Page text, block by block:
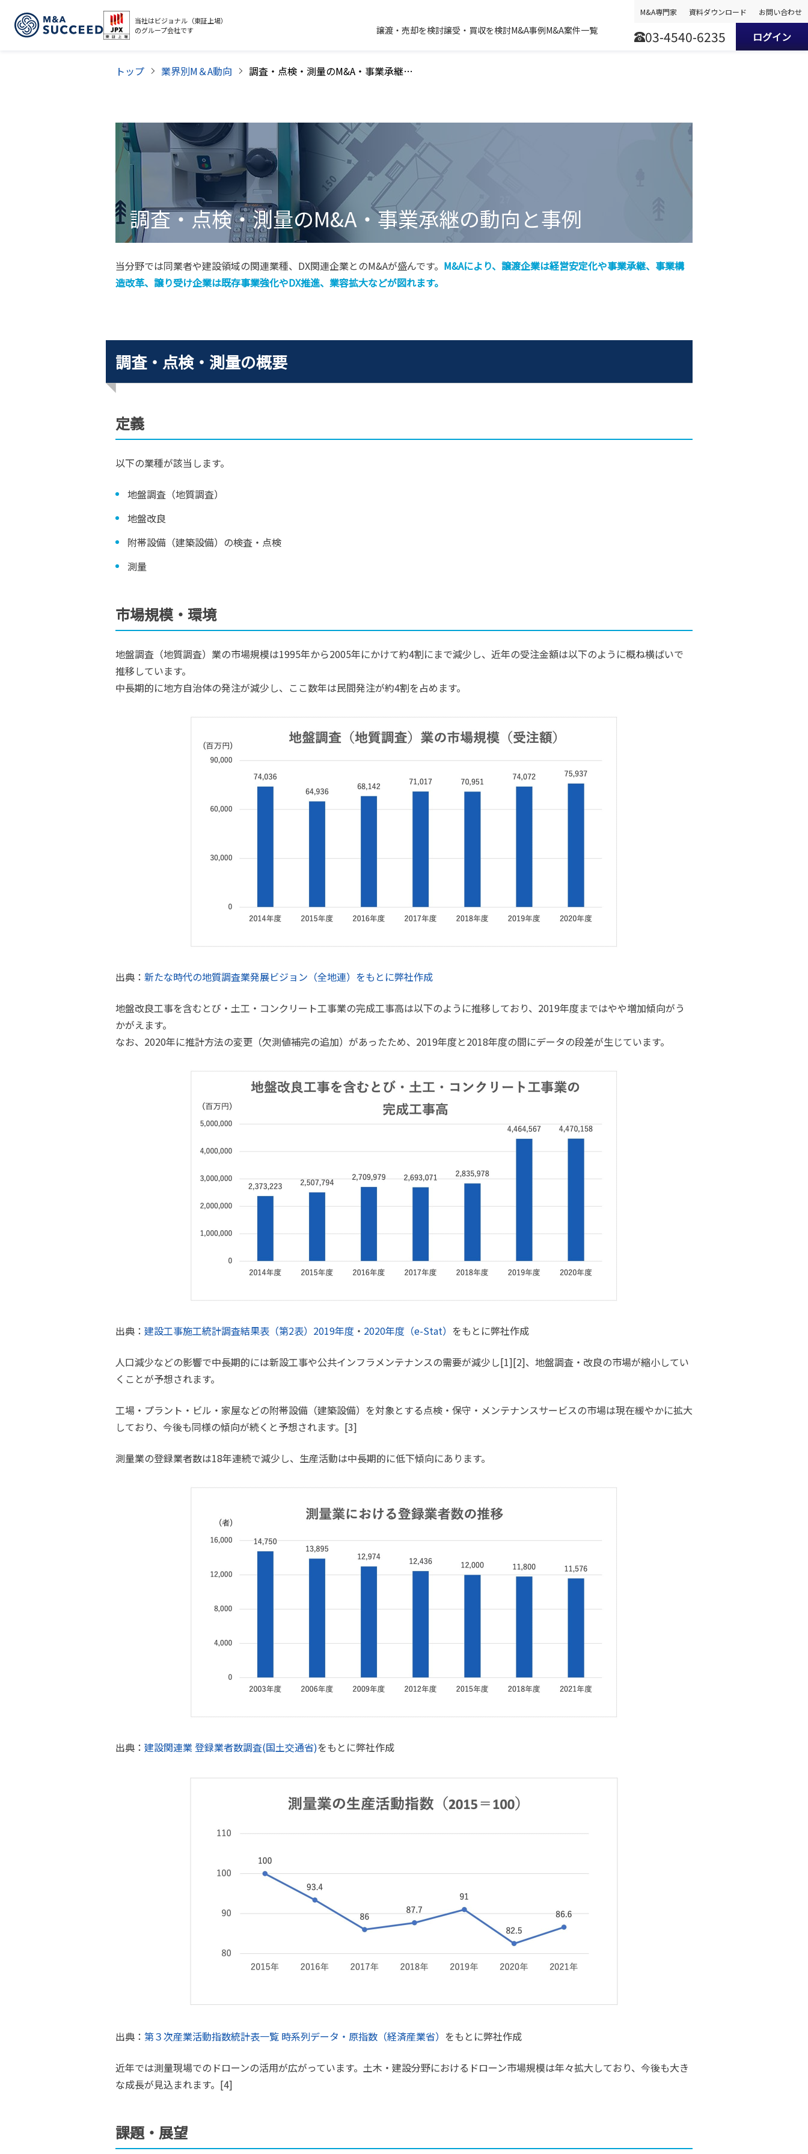
当社はビジョナル（東証上場）
のグループ会社です
譲渡・売却を検討譲受・買収を検討M&A事例M&A案件一覧
M&A専門家 資料ダウンロード お問い合わせ
03-4540-6235 ログイン
トップ 業界別M＆A動向 調査・点検・測量のM&A・事業承継の動向と事例
調査・点検・測量のM&A・事業承継の動向と事例
当分野では同業者や建設領域の関連業種、DX関連企業とのM&Aが盛んです。 M&Aにより、譲渡企業は経営安定化や事業承継、事業構
造改革、譲り受け企業は既存事業強化やDX推進、業容拡大などが図れます。
調査・点検・測量の概要
定義
以下の業種が該当します。
地盤調査（地質調査）
地盤改良
附帯設備（建築設備）の検査・点検
測量
市場規模・環境
地盤調査（地質調査）業の市場規模は1995年から2005年にかけて約4割にまで減少し、近年の受注金額は以下のように概ね横ばいで
推移しています。
中長期的に地方自治体の発注が減少し、ここ数年は民間発注が約4割を占めます。
出典： 新たな時代の地質調査業発展ビジョン（全地連）をもとに弊社作成
地盤改良工事を含むとび・土工・コンクリート工事業の完成工事高は以下のように推移しており、2019年度まではやや増加傾向がう
かがえます。
なお、2020年に推計方法の変更（欠測値補完の追加）があったため、2019年度と2018年度の間にデータの段差が生じています。
出典： 建設工事施工統計調査結果表（第2表）2019年度 ・ 2020年度（e-Stat） をもとに弊社作成
人口減少などの影響で中長期的には新設工事や公共インフラメンテナンスの需要が減少し[1][2]、地盤調査・改良の市場が縮小してい
くことが予想されます。
工場・プラント・ビル・家屋などの附帯設備（建築設備）を対象とする点検・保守・メンテナンスサービスの市場は現在緩やかに拡大
しており、今後も同様の傾向が続くと予想されます。[3]
測量業の登録業者数は18年連続で減少し、生産活動は中長期的に低下傾向にあります。
出典： 建設関連業 登録業者数調査(国土交通省)をもとに弊社作成
出典： 第３次産業活動指数統計表一覧 時系列データ・原指数（経済産業省） をもとに弊社作成
近年では測量現場でのドローンの活用が広がっています。土木・建設分野におけるドローン市場規模は年々拡大しており、今後も大き
な成長が見込まれます。[4]
課題・展望